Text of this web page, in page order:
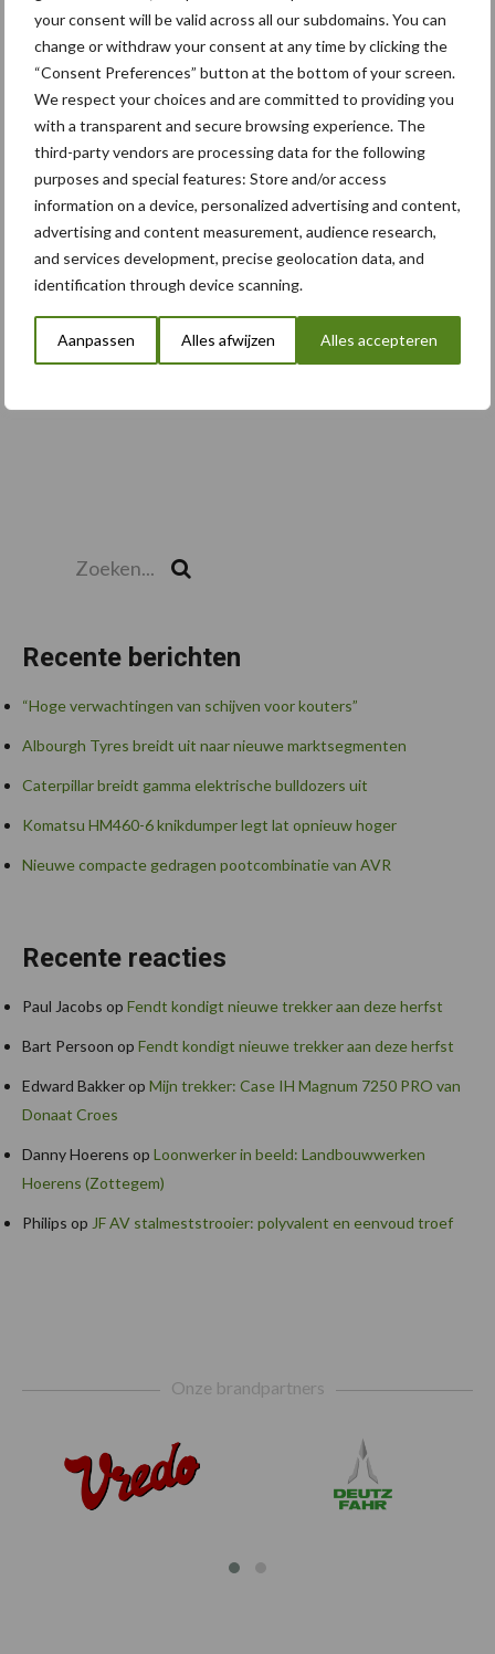
your consent will be valid across all our subdomains. You can
change or withdraw your consent at any time by clicking the
“Consent Preferences” button at the bottom of your screen.
We respect your choices and are committed to providing you
with a transparent and secure browsing experience. The
third-party vendors are processing data for the following
purposes and special features: Store and/or access
information on a device, personalized advertising and content,
advertising and content measurement, audience research,
and services development, precise geolocation data, and
identification through device scanning.
Aanpassen Alles afwijzen Alles accepteren
5 aug
Komatsu HM460-6 knikdumper legt
lat opnieuw hoger
Nieuwe compacte gedragen
pootcombinatie van AVR
Toon meer
Recente berichten
“Hoge verwachtingen van schijven voor kouters”
Albourgh Tyres breidt uit naar nieuwe marktsegmenten
Caterpillar breidt gamma elektrische bulldozers uit
Komatsu HM460-6 knikdumper legt lat opnieuw hoger
Nieuwe compacte gedragen pootcombinatie van AVR
Recente reacties
Paul Jacobs op Fendt kondigt nieuwe trekker aan deze herfst
Bart Persoon op Fendt kondigt nieuwe trekker aan deze herfst
Edward Bakkerop Mijn trekker: Case IH Magnum 7250 PRO van
Donaat Croes
Danny Hoerens op Loonwerker in beeld: Landbouwwerken
Hoerens (Zottegem)
Philips op JF AV stalmeststrooier: polyvalent en eenvoud troef
Onze brandpartners